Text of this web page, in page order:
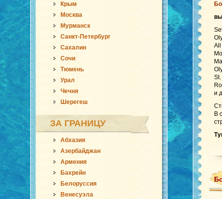
Крым
Москва
Мурманск
Санкт-Петербург
Сахалин
Сочи
Тюмень
Урал
Чечня
Шерегеш
ЗА ГРАНИЦУ
Абхазия
Азербайджан
Армения
Бахрейн
Белоруссия
Венесуэла
и
В